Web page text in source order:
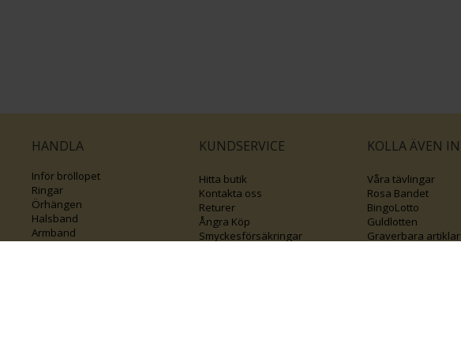
HANDLA
Inför bröllopet
Ringar
Örhängen
Halsband
Armband
KUNDSERVICE
Hitta butik
Kontakta oss
Returer
Ångra Köp
Smyckesförsäkringar
KOLLA ÄVEN IN
Våra tävlingar
Rosa Bandet
BingoLotto
Guldlotten
Graverbara artiklar